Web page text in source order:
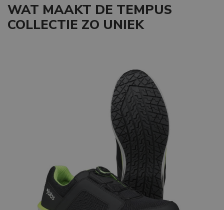
WAT MAAKT DE TEMPUS
COLLECTIE ZO UNIEK